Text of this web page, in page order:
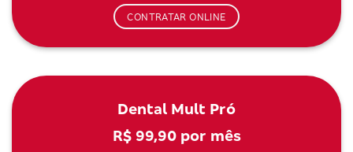
CONTRATAR ONLINE
Dental Mult Pró
R$ 99,90 por mês